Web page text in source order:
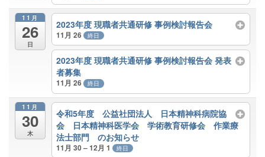
11月
26
日
2023年度 現職者共通研修 事例検討報告会
11月 26 終日
2023年度 現職者共通研修 事例検討報告会 発表
者募集
11月 26 終日
11月
30
木
令和5年度 公益社団法人 日本精神科病院協
会 日本精神科医学会 学術教育研修会 作業療
法士部門 のお知らせ
11月 30 – 12月 1 終日